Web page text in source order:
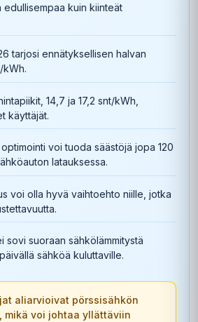
edullisempaa kuin kiinteät
tarjosi ennätyksellisen halvan
kWh.
14,7 ja 17,2 snt/kWh,
käyttäjät.
voi tuoda säästöjä jopa 120
latauksessa.
voi olla hyvä vaihtoehto niille, jotka
sovi suoraan sähkölämmitystä
sähköä kuluttaville.
aliarvioivat pörssisähkön
mikä voi johtaa yllättäviin